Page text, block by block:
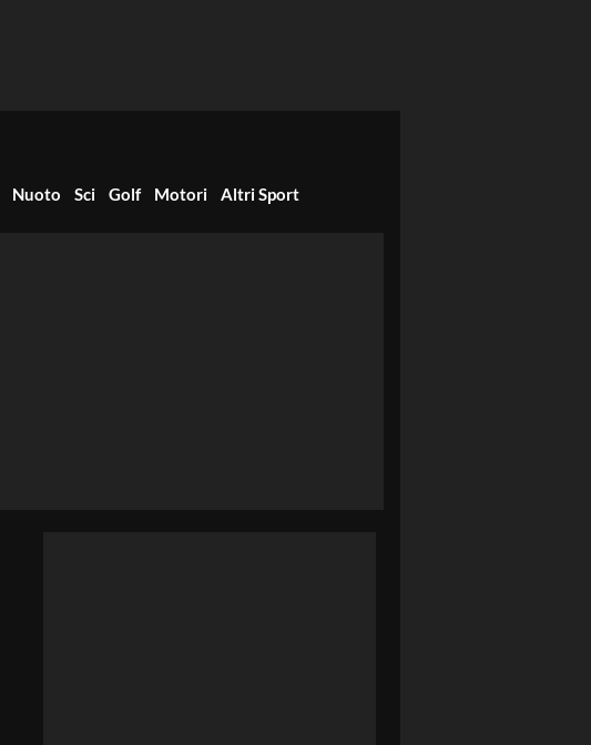
Nuoto Sci Golf Motori Altri Sport